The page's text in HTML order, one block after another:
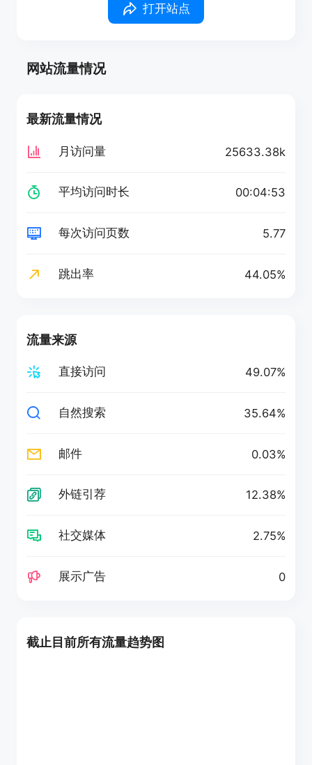
打开站点
网站流量情况
最新流量情况
月访问量 25633.38k
平均访问时长 00:04:53
每次访问页数 5.77
跳出率 44.05%
流量来源
直接访问 49.07%
自然搜索 35.64%
邮件 0.03%
外链引荐 12.38%
社交媒体 2.75%
展示广告 0
截止目前所有流量趋势图